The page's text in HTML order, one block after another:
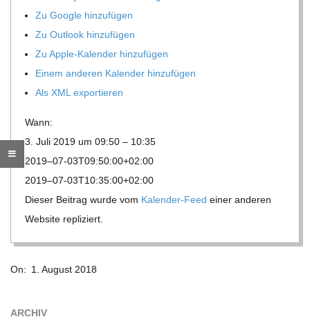
R
E
G
O
L
D
Zu Google hinzufügen
Zu Out­look hinzufügen
Zu Apple-Kalen­der hinzufügen
Einem ande­ren Kalen­der hinzufügen
Als XML exportieren
Wann:
3. Juli 2019 um 09:50 – 10:35
2019–07-03T09:50:00+02:00
2019–07-03T10:35:00+02:00
Die­ser Bei­trag wurde vom Kalen­der-Feed einer ande­ren
Web­site repliziert.
08-
On: 1. August 2018
ARCHIV